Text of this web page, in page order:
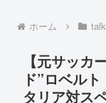
ホーム
【元サッカ
ド”ロベル
タリア対ス